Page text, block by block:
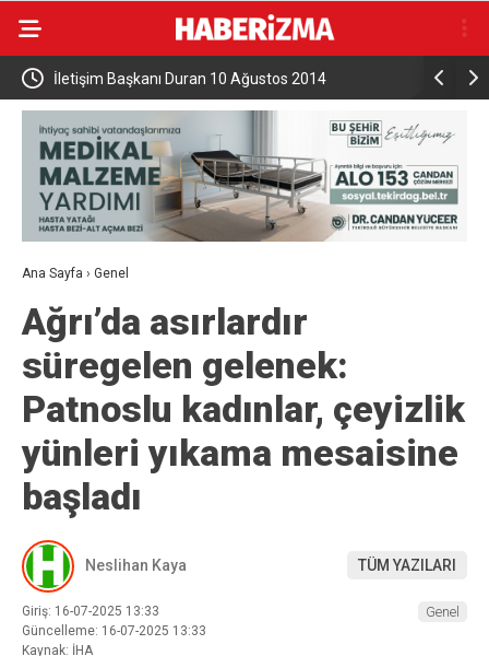
İletişim Başkanı Duran 10 Ağustos 2014
Seçimlerinin Dönüm Noktası Olduğunu Belirtti
Bakan
Ana Sayfa › Genel
Ağrı’da asırlardır
süregelen gelenek:
Patnoslu kadınlar, çeyizlik
yünleri yıkama mesaisine
başladı
Neslihan Kaya TÜM YAZILARI
Giriş: 16-07-2025 13:33
Güncelleme: 16-07-2025 13:33
Kaynak: İHA
Genel